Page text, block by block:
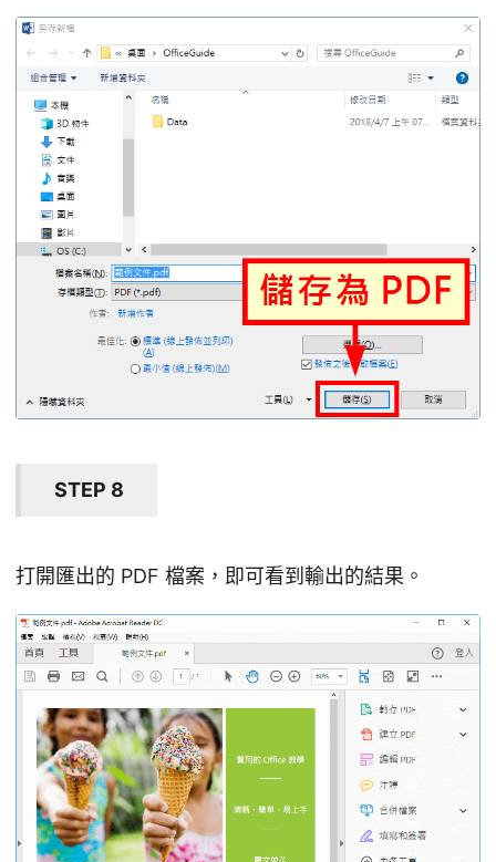
STEP 8
打開匯出的 PDF 檔案，即可看到輸出的結果。